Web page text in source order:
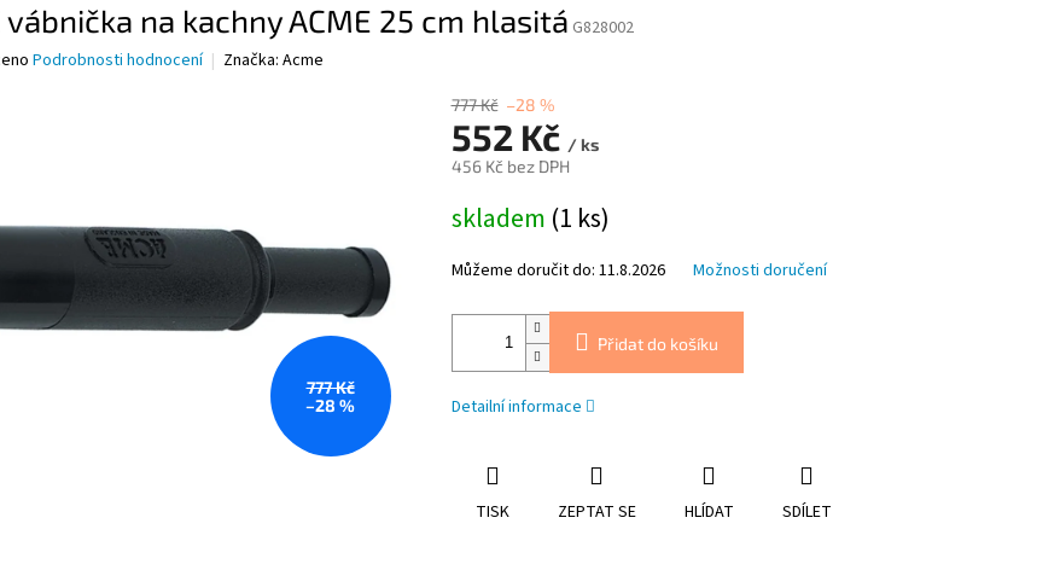
vábnička na kachny ACME 25 cm hlasitá G828002
Podrobnosti hodnocení Značka: Acme
777 Kč
–28 %
777 Kč –28 %
552 Kč / ks
456 Kč bez DPH
cena:
skladem (1 ks)
Můžeme doručit do: 11.8.2026 Možnosti doručení
Přidat do košíku
Detailní informace
TISK ZEPTAT SE HLÍDAT SDÍLET